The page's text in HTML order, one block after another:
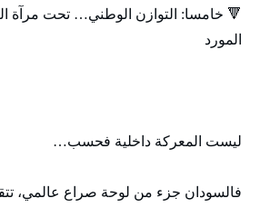
🔻 خامسا: التوازن الوطني… تحت مرآة
المورد
ليست المعركة داخلية فحسب…
فالسودان جزء من لوحة صراع عالمي،